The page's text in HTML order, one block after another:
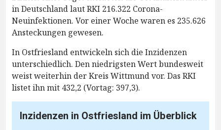
in Deutschland laut RKI 216.322 Corona-
Neuinfektionen. Vor einer Woche waren es 235.626
Ansteckungen gewesen.
In Ostfriesland entwickeln sich die Inzidenzen
unterschiedlich. Den niedrigsten Wert bundesweit
weist weiterhin der Kreis Wittmund vor. Das RKI
listet ihn mit 432,2 (Vortag: 397,3).
Inzidenzen in Ostfriesland im Überblick